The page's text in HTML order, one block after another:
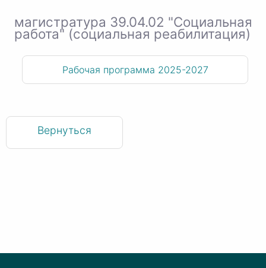
магистратура 39.04.02 "Социальная
работа" (социальная реабилитация)
Рабочая программа 2025-2027
Вернуться